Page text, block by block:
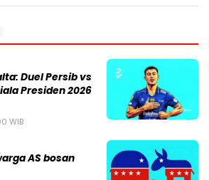
Duel Persib vs
Presiden 2026
WIB
AS bosan